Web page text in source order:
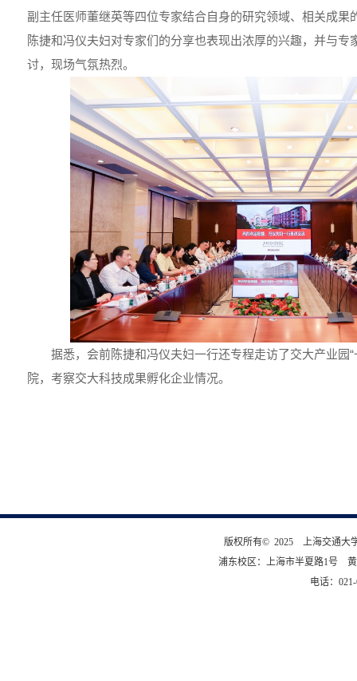
版权所有© 2025 上海交通大
浦东校区：上海市半夏路1号
电话：
副主任医师董继英等四位专家结合自身的研究领域、相关成果
陈捷和冯仪夫妇对专家们的分享也表现出浓厚的兴趣，并与专
讨，现场气氛热烈。
据悉，会前陈捷和冯仪夫妇一行还专程走访了交大产业园
院，考察交大科技成果孵化企业情况。